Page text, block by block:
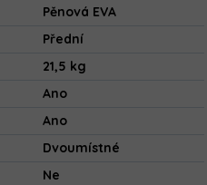
Pěnová EVA
Přední
21,5 kg
Ano
Ano
Dvoumístné
Ne